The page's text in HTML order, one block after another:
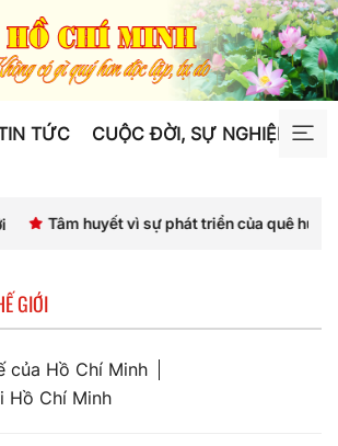
TỨC CUỘC ĐỜI, SỰ NGHIỆP TƯ
huyết vì sự phát triển của quê hương
GIỚI
của Hồ Chí Minh
Hồ Chí Minh